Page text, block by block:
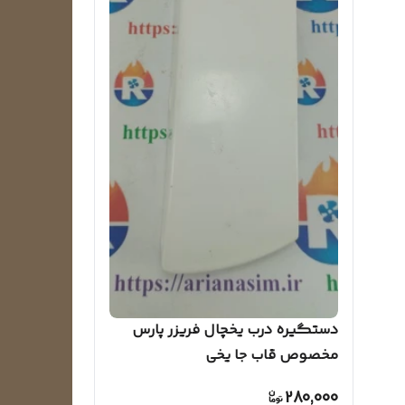
دستگیره درب یخچال فریزر پارس
مخصوص قاب جا یخی
280,000